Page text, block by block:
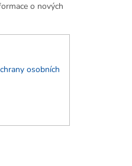
o nových
osobních